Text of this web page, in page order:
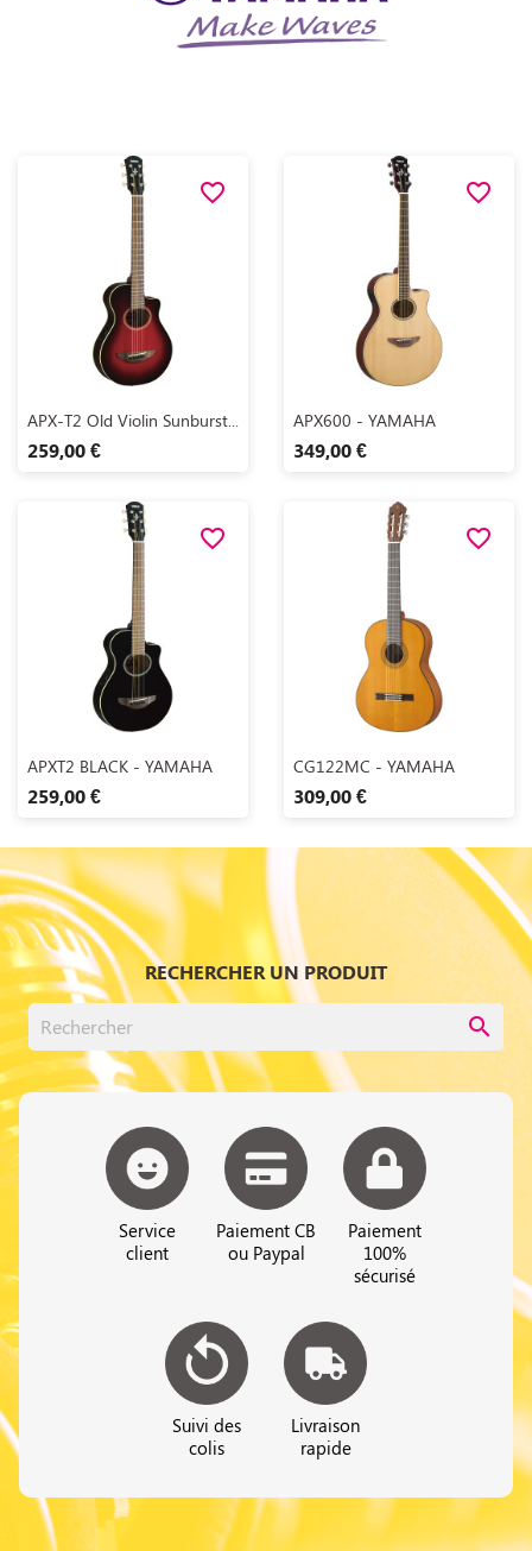
Aperçu rapide
APX-T2 Old Violin Sunburst...
259,00 €
favorite_border
 Aperçu rapide
APX600 - YAMAHA
349,00 €
favorite_border
Aperçu rapide
APXT2 BLACK - YAMAHA
259,00 €
favorite_border
Aperçu rapide
CG122MC - YAMAHA
309,00 €
favorite_border
RECHERCHER UN PRODUIT
search
Service
client
Paiement CB
ou Paypal
Paiement
100%
sécurisé
Suivi des
colis
Livraison
rapide